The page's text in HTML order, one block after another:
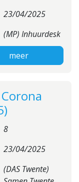
23/04/2025
(MP) Inhuurdesk
meer
8
23/04/2025
(DAS Twente)